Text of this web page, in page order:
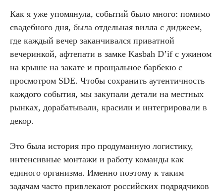
Как я уже упомянула, событий было много: помимо
свадебного дня, была отдельная вилла с диджеем,
где каждый вечер заканчивался приватной
вечеринкой, афтепати в замке Kasbah D’if с ужином
на крыше на закате и прощальное барбекю с
просмотром SDE. Чтобы сохранить аутентичность
каждого события, мы закупали детали на местных
рынках, дорабатывали, красили и интегрировали в
декор.
Это была история про продуманную логистику,
интенсивные монтажи и работу команды как
единого организма. Именно поэтому к таким
задачам часто привлекают российских подрядчиков